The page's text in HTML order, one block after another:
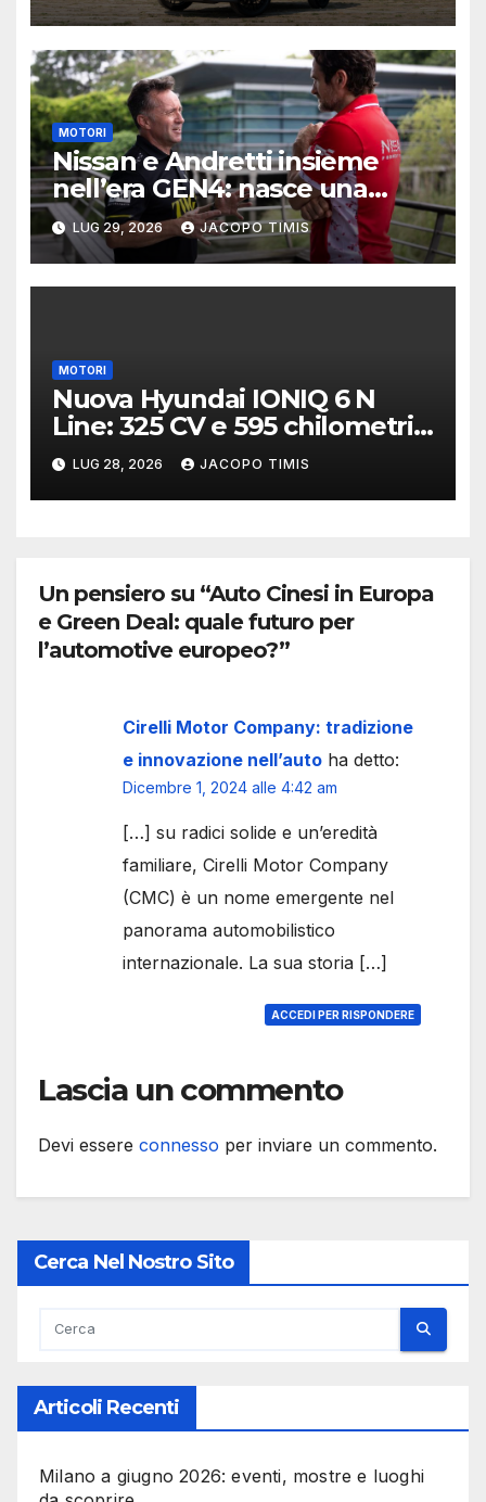
MOTORI
Nissan e Andretti insieme
nell’era GEN4: nasce una
delle alleanze più ambiziose
della Formula E
LUG 29, 2026 JACOPO TIMIS
MOTORI
Nuova Hyundai IONIQ 6 N
Line: 325 CV e 595 chilometri
di autonomia
LUG 28, 2026 JACOPO TIMIS
Un pensiero su “Auto Cinesi in Europa
e Green Deal: quale futuro per
l’automotive europeo?”
Cirelli Motor Company: tradizione
e innovazione nell’auto ha detto:
Dicembre 1, 2024 alle 4:42 am
[…] su radici solide e un’eredità
familiare, Cirelli Motor Company
(CMC) è un nome emergente nel
panorama automobilistico
internazionale. La sua storia […]
ACCEDI PER RISPONDERE
Lascia un commento
Devi essere connesso per inviare un commento.
Cerca Nel Nostro Sito
Articoli Recenti
Milano a giugno 2026: eventi, mostre e luoghi